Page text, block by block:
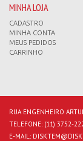
MINHA LOJA
CADASTRO
MINHA CONTA
MEUS PEDIDOS
CARRINHO
RUA ENGENHEIRO
TELEFONE: (11) 3752-
E-MAIL: